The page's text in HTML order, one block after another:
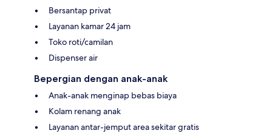
Bersantap privat
Layanan kamar 24 jam
Toko roti/camilan
Dispenser air
Bepergian dengan anak-anak
Anak-anak menginap bebas biaya
Kolam renang anak
Layanan antar-jemput area sekitar gratis